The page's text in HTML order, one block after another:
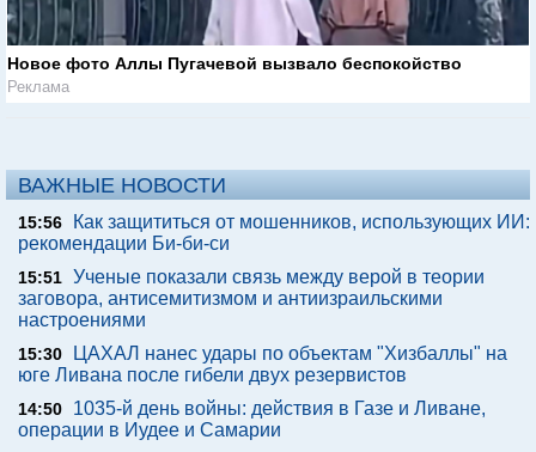
Новое фото Аллы Пугачевой вызвало беспокойство
Реклама
ВАЖНЫЕ НОВОСТИ
15:56
Как защититься от мошенников, использующих ИИ:
рекомендации Би-би-си
15:51 Ученые показали связь между верой в теории
заговора, антисемитизмом и антиизраильскими
настроениями
15:30
ЦАХАЛ нанес удары по объектам "Хизбаллы" на
юге Ливана после гибели двух резервистов
14:50
1035-й день войны: действия в Газе и Ливане,
операции в Иудее и Самарии